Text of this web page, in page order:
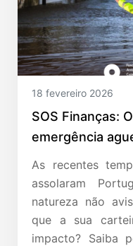
18 fevereiro 2026
SOS Finanças:
emergência
As recentes
assolaram
natureza não
que a sua
impacto? Saiba